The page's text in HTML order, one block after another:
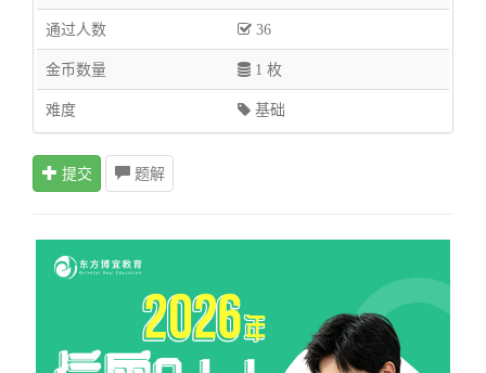
通过人数 36
金币数量 1 枚
难度 基础
提交 题解